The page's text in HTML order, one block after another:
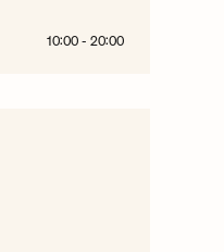
10:00 - 20:00